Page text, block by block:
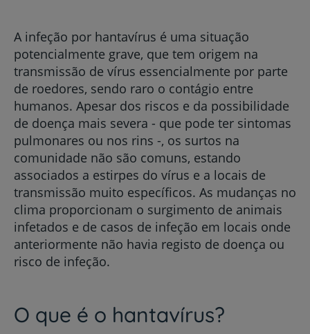
A infeção por hantavírus é uma situação
potencialmente grave, que tem origem na
transmissão de vírus essencialmente por parte
de roedores, sendo raro o contágio entre
humanos. Apesar dos riscos e da possibilidade
de doença mais severa - que pode ter sintomas
pulmonares ou nos rins -, os surtos na
comunidade não são comuns, estando
associados a estirpes do vírus e a locais de
transmissão muito específicos. As mudanças no
clima proporcionam o surgimento de animais
infetados e de casos de infeção em locais onde
anteriormente não havia registo de doença ou
risco de infeção.
O que é o hantavírus?